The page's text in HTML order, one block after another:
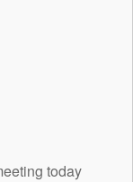
today